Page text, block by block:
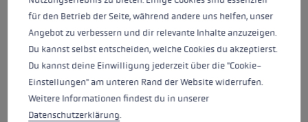
le bras droit et la jambe gauche avancent
ensemble
Le bras gauche et la jambe droite avancent
ensemble
les bras se balancent activement d'avant en arrière
les pas restent naturels et pas trop grands
für den Betrieb der Seite, während andere uns helfen, unser
Angebot zu verbessern und dir relevante Inhalte anzuzeigen.
Du kannst selbst entscheiden, welche Cookies du akzeptierst.
Du kannst deine Einwilligung jederzeit über die "Cookie-
Einstellungen" am unteren Rand der Website widerrufen.
Weitere Informationen findest du in unserer
Datenschutzerklärung.